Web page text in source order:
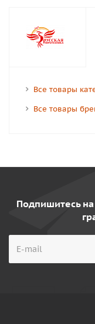
Все товары
Все товары
Подпишитесь